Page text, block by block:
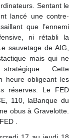
Sentant le
lancé une contre-
que l’ennemi
ni rétabli la
sauvetage de AIG,
mais qui ne
Cette
heure obligeant les
réserves. Le FED
110, laBanque du
obus à Gravelotte.
.